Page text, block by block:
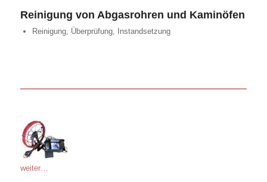
Reinigung von Abgasrohren und Kaminöfen
Reinigung, Überprüfung, Instandsetzung
weiter…